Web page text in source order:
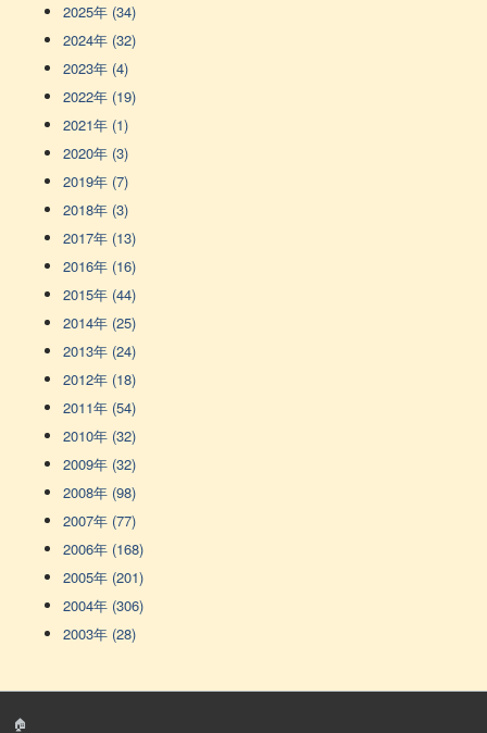
2025年 (34)
2024年 (32)
2023年 (4)
2022年 (19)
2021年 (1)
2020年 (3)
2019年 (7)
2018年 (3)
2017年 (13)
2016年 (16)
2015年 (44)
2014年 (25)
2013年 (24)
2012年 (18)
2011年 (54)
2010年 (32)
2009年 (32)
2008年 (98)
2007年 (77)
2006年 (168)
2005年 (201)
2004年 (306)
2003年 (28)
🏠